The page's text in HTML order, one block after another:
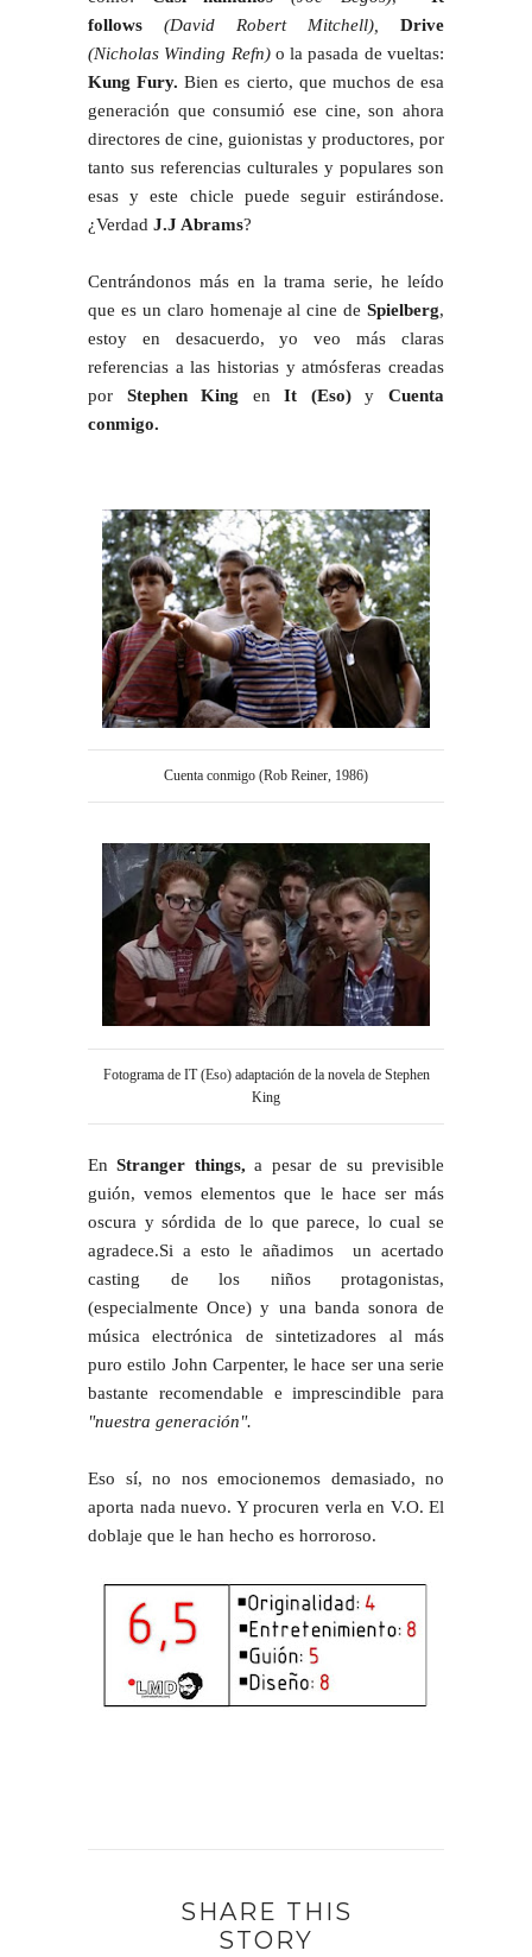
follows
(David Robert Mitchell), Drive
(Nicholas Winding Refn) o la pasada de vueltas:
Kung Fury.Bien es cierto, que muchos de esa
generación que consumió ese cine, son ahora
directores de cine, guionistas y productores, por
tanto sus referencias culturales y populares son
esas y este chicle puede seguir estirándose.
¿Verdad J.J Abrams?
Centrándonos más en la trama serie, he leído
que es un claro homenaje al cine de Spielberg,
estoy en desacuerdo, yo veo más claras
referencias a las historias y atmósferas creadas
por Stephen King en It (Eso)y Cuenta
conmigo.
Cuenta conmigo (Rob Reiner, 1986)
Fotograma de IT (Eso) adaptación de la novela de Stephen
King
En Stranger things,a pesar de su previsible
guión, vemos elementos que le hace ser más
oscura y sórdida de lo que parece, lo cual se
agradece.Si a esto le añadimos un acertado
casting de los niños protagonistas,
(especialmente Once) y una banda sonora de
música electrónica de sintetizadores al más
puro estilo John Carpenter, le hace ser una serie
bastante recomendable e imprescindible para
"nuestra generación".
Eso sí, no nos emocionemos demasiado, no
aporta nada nuevo. Y procuren verla en V.O. El
doblaje que le han hecho es horroroso.
SHARE THIS
STORY